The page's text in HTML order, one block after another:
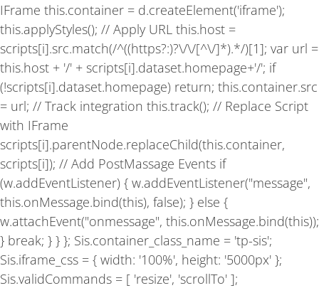
IFrame this.container = d.createElement('iframe');
this.applyStyles(); // Apply URL this.host =
scripts[i].src.match(/^((https?:)?\/\/[^\/]*).*/)[1]; var url =
this.host + '/' + scripts[i].dataset.homepage+'/'; if
(!scripts[i].dataset.homepage) return; this.container.src
= url; // Track integration this.track(); // Replace Script
with IFrame
scripts[i].parentNode.replaceChild(this.container,
scripts[i]); // Add PostMassage Events if
(w.addEventListener) { w.addEventListener("message",
this.onMessage.bind(this), false); } else {
w.attachEvent("onmessage", this.onMessage.bind(this));
} break; } } }; Sis.container_class_name = 'tp-sis';
Sis.iframe_css = { width: '100%', height: '5000px' };
Sis.validCommands = [ 'resize', 'scrollTo' ];